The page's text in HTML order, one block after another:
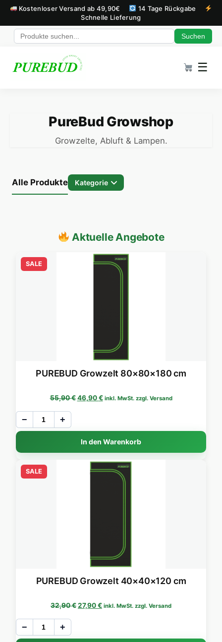
Kostenloser Versand ab 49,90€
14 Tage Rückgabe
Schnelle Lieferung
Suchen
☰
PureBud Growshop
Growzelte, Abluft & Lampen.
Alle Produkte Kategorie
Aktuelle Angebote
SALE
PUREBUD Growzelt 80×80×180 cm
55,90€ Ursprünglicher Preis war: 55,90 €
46,90€Aktueller Preis ist: 46,90 €.
inkl. MwSt. zzgl. Versand
− +
In den Warenkorb
SALE
PUREBUD Growzelt 40×40×120 cm
32,90€Ursprünglicher Preis war: 32,90 €
27,90€Aktueller Preis ist: 27,90 €.
inkl. MwSt. zzgl. Versand
− +